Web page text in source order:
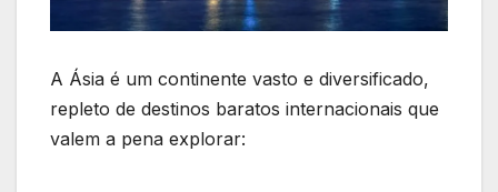
A Ásia é um continente vasto e diversificado,
repleto de destinos baratos internacionais que
valem a pena explorar: